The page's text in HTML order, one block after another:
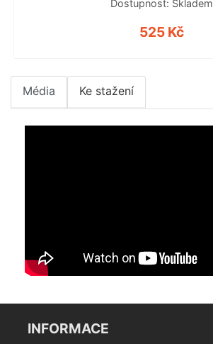
Dostupnost: Skladem
525 Kč
Média Ke stažení
INFORMACE